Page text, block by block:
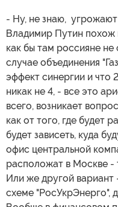
- Ну, не знаю,
Владимир Путин похож
как бы там россияне не
случае объединения
эффект синергии и что
никак не 4, - все это
всего, возникает
как от того, где будет
будет зависеть, куда
офис центральной
расположат в Москве -
Или же другой
схеме "РосУкрЭнерго",